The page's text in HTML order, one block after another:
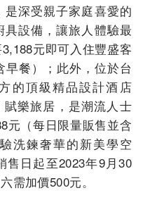
深受親子家庭喜愛的
設備，讓旅人體驗最
元即可入住豐盛客
早餐）；此外，位於台
的頂級精品設計酒店
賦樂旅居，是潮流人士
元（每日限量販售並含
洗鍊奢華的新美學空
售日起至2023年9月30
需加價500元。